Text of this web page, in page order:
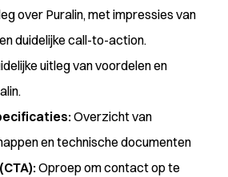
over Puralin, met impressies van
duidelijke call-to-action.
uitleg van voordelen en
ties:Overzicht van
en technische documenten
Oproep om contact op te